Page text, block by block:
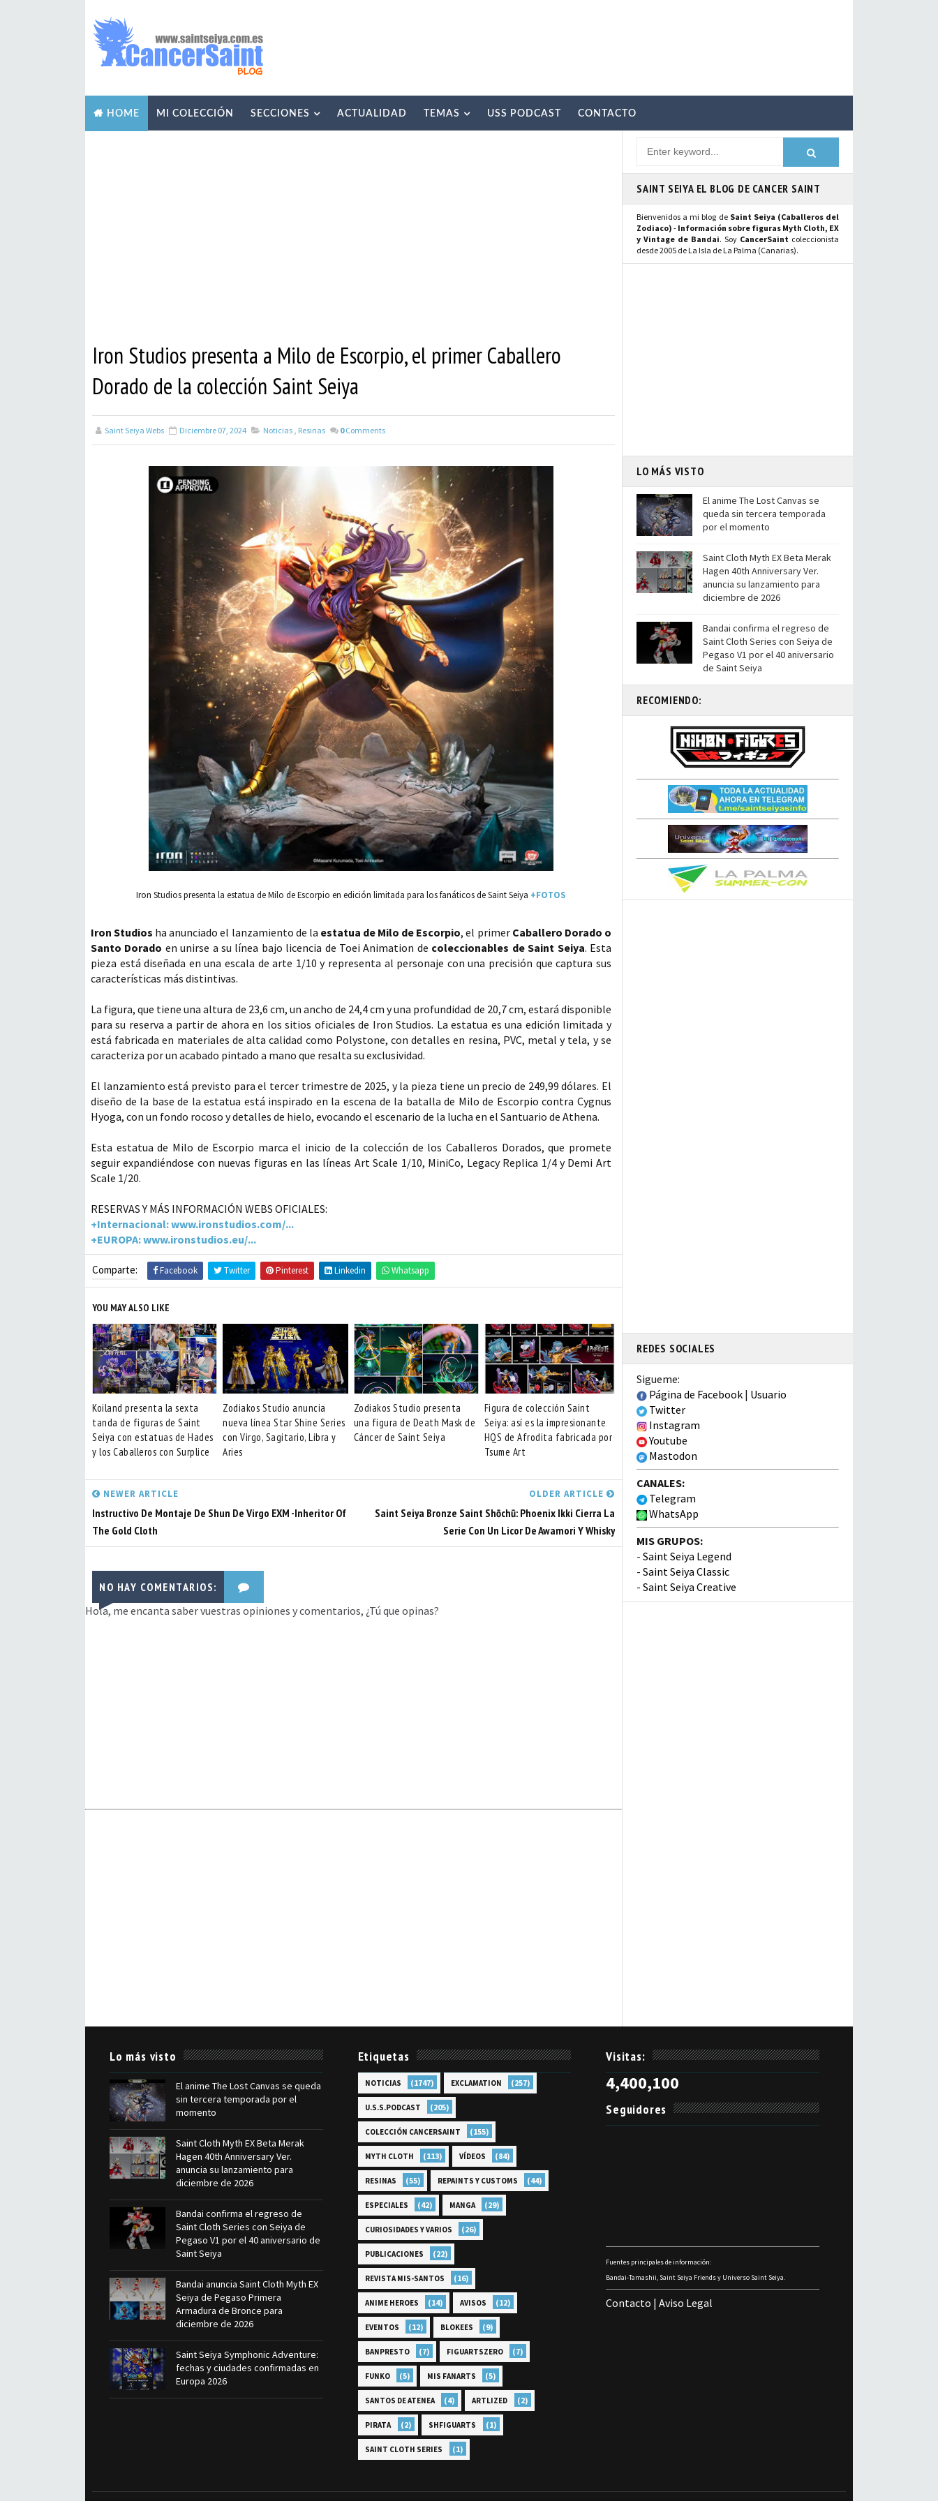
HOME MI COLECCIÓN SECCIONES ACTUALIDAD TEMAS USS PODCAST CONTACTO
Iron Studios presenta a Milo de Escorpio, el primer Caballero
Dorado de la colección Saint Seiya
Saint Seiya Webs Diciembre 07, 2024 Noticias , Resinas 0 Comments
Iron Studios presenta la estatua de Milo de Escorpio en edición limitada para los fanáticos de Saint Seiya +FOTOS
Iron Studios ha anunciado el lanzamiento de la estatua de Milo de Escorpio, el primer Caballero Dorado o
Santo Dorado en unirse a su línea bajo licencia de Toei Animation de coleccionables de Saint Seiya. Esta
pieza está diseñada en una escala de arte 1/10 y representa al personaje con una precisión que captura sus
características más distintivas.
La figura, que tiene una altura de 23,6 cm, un ancho de 24,4 cm y una profundidad de 20,7 cm, estará disponible
para su reserva a partir de ahora en los sitios oficiales de Iron Studios. La estatua es una edición limitada y
está fabricada en materiales de alta calidad como Polystone, con detalles en resina, PVC, metal y tela, y se
caracteriza por un acabado pintado a mano que resalta su exclusividad.
El lanzamiento está previsto para el tercer trimestre de 2025, y la pieza tiene un precio de 249,99 dólares. El
diseño de la base de la estatua está inspirado en la escena de la batalla de Milo de Escorpio contra Cygnus
Hyoga, con un fondo rocoso y detalles de hielo, evocando el escenario de la lucha en el Santuario de Athena.
Esta estatua de Milo de Escorpio marca el inicio de la colección de los Caballeros Dorados, que promete
seguir expandiéndose con nuevas figuras en las líneas Art Scale 1/10, MiniCo, Legacy Replica 1/4 y Demi Art
Scale 1/20.
RESERVAS Y MÁS INFORMACIÓN WEBS OFICIALES:
+Internacional: www.ironstudios.com/...
+EUROPA: www.ironstudios.eu/...
Comparte: Facebook Twitter Pinterest Linkedin Whatsapp
YOU MAY ALSO LIKE
Koiland presenta la sexta
tanda de figuras de Saint
Seiya con estatuas de Hades
y los Caballeros con Surplice
Zodiakos Studio anuncia
nueva línea Star Shine Series
con Virgo, Sagitario, Libra y
Aries
Zodiakos Studio presenta
una figura de Death Mask de
Cáncer de Saint Seiya
Figura de colección Saint
Seiya: así es la impresionante
HQS de Afrodita fabricada por
Tsume Art
NEWER ARTICLE
Instructivo De Montaje De Shun De Virgo EXM -Inheritor Of
The Gold Cloth
OLDER ARTICLE
Saint Seiya Bronze Saint Shōchū: Phoenix Ikki Cierra La
Serie Con Un Licor De Awamori Y Whisky
NO HAY COMENTARIOS:
Hola, me encanta saber vuestras opiniones y comentarios, ¿Tú que opinas?
SAINT SEIYA EL BLOG DE CANCER SAINT
Bienvenidos a mi blog de Saint Seiya (Caballeros del
Zodiaco) - Información sobre figuras Myth Cloth, EX
y Vintage de Bandai. Soy CancerSaint coleccionista
desde 2005 de La Isla de La Palma (Canarias).
LO MÁS VISTO
El anime The Lost Canvas se
queda sin tercera temporada
por el momento
Saint Cloth Myth EX Beta Merak
Hagen 40th Anniversary Ver.
anuncia su lanzamiento para
diciembre de 2026
Bandai confirma el regreso de
Saint Cloth Series con Seiya de
Pegaso V1 por el 40 aniversario
de Saint Seiya
RECOMIENDO:
REDES SOCIALES
Sigueme:
Página de Facebook | Usuario
Twitter
Instagram
Youtube
Mastodon
CANALES:
Telegram
WhatsApp
MIS GRUPOS:
- Saint Seiya Legend
- Saint Seiya Classic
- Saint Seiya Creative
Lo más visto
El anime The Lost Canvas se queda
sin tercera temporada por el
momento
Saint Cloth Myth EX Beta Merak
Hagen 40th Anniversary Ver.
anuncia su lanzamiento para
diciembre de 2026
Bandai confirma el regreso de
Saint Cloth Series con Seiya de
Pegaso V1 por el 40 aniversario de
Saint Seiya
Bandai anuncia Saint Cloth Myth EX
Seiya de Pegaso Primera
Armadura de Bronce para
diciembre de 2026
Saint Seiya Symphonic Adventure:
fechas y ciudades confirmadas en
Europa 2026
Etiquetas
NOTICIAS (1747) EXCLAMATION (257)
U.S.S.PODCAST (205)
COLECCIÓN CANCERSAINT (155)
MYTH CLOTH (113) VÍDEOS (84)
RESINAS (55) REPAINTS Y CUSTOMS (44)
ESPECIALES (42) MANGA (29)
CURIOSIDADES Y VARIOS (26)
PUBLICACIONES (22)
REVISTA MIS-SANTOS (16)
ANIME HEROES (14) AVISOS (12)
EVENTOS (12) BLOKEES (9)
BANPRESTO (7) FIGUARTSZERO (7)
FUNKO (5) MIS FANARTS (5)
SANTOS DE ATENEA (4) ARTLIZED (2)
PIRATA (2) SHFIGUARTS (1)
SAINT CLOTH SERIES (1)
Visitas:
4,400,100
Seguidores
Fuentes principales de información:
Bandai-Tamashii, Saint Seiya Friends y Universo Saint Seiya.
Contacto |Aviso Legal